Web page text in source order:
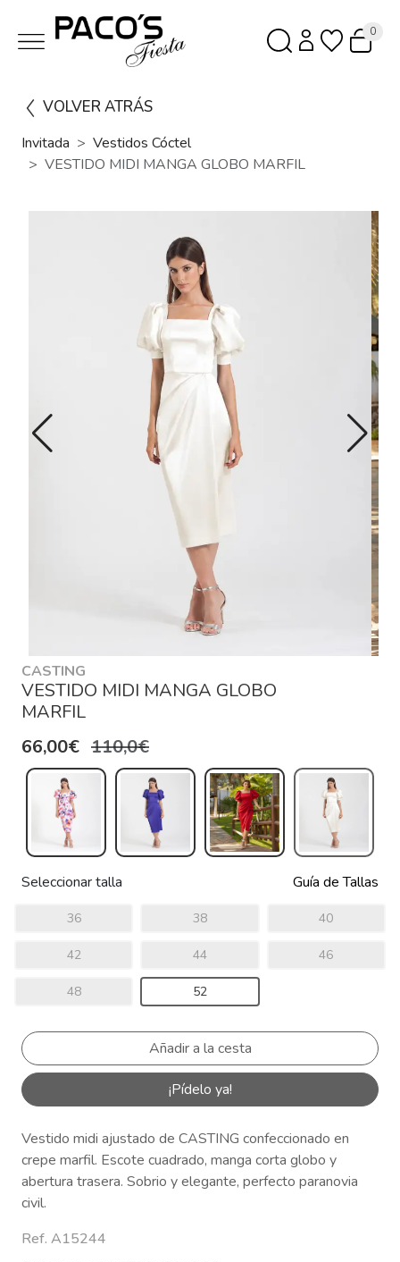
0
VOLVER ATRÁS
Invitada
Vestidos Cóctel
VESTIDO MIDI MANGA GLOBO MARFIL
CASTING
VESTIDO MIDI MANGA GLOBO
MARFIL
66,00€ 110,0€
Seleccionar talla Guía de Tallas
36 38 40
42 44 46
48 52
¡Pídelo ya!
Vestido midi ajustado de CASTING confeccionado en
crepe marfil. Escote cuadrado, manga corta globo y
abertura trasera. Sobrio y elegante, perfecto paranovia
civil.
Ref. A15244